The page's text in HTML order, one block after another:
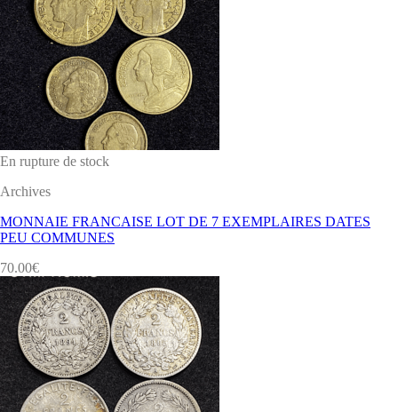
En rupture de stock
Archives
MONNAIE FRANCAISE LOT DE 7 EXEMPLAIRES DATES
PEU COMMUNES
70.00€